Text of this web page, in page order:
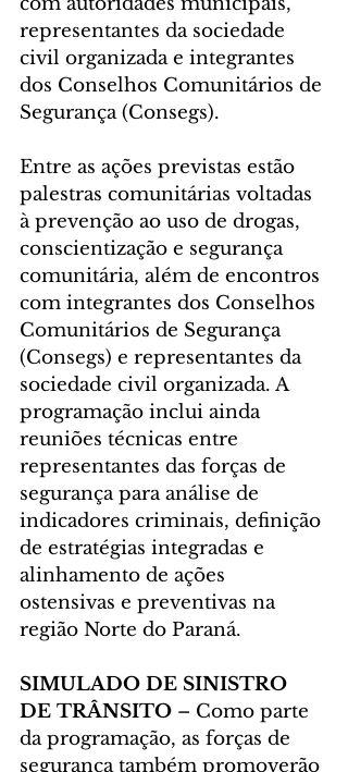
representantes da sociedade
civil organizada e integrantes
dos Conselhos Comunitários de
Segurança (Consegs).
Entre as ações previstas estão
palestras comunitárias voltadas
à prevenção ao uso de drogas,
conscientização e segurança
comunitária, além de encontros
com integrantes dos Conselhos
Comunitários de Segurança
(Consegs) e representantes da
sociedade civil organizada. A
programação inclui ainda
reuniões técnicas entre
representantes das forças de
segurança para análise de
indicadores criminais, definição
de estratégias integradas e
alinhamento de ações
ostensivas e preventivas na
região Norte do Paraná.
SIMULADO DE SINISTRO
DE TRÂNSITO – Como parte
da programação, as forças de
segurança também promoverão